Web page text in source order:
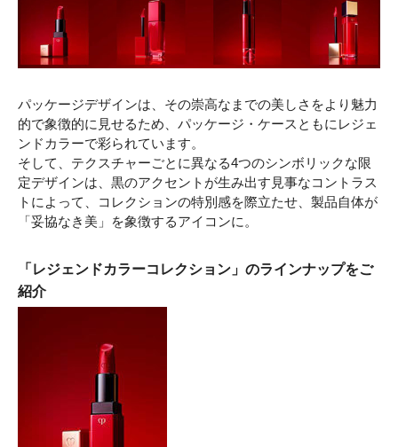
パッケージデザインは、その崇高なまでの美しさをより魅力
的で象徴的に見せるため、パッケージ・ケースともにレジェ
ンドカラーで彩られています。
そして、テクスチャーごとに異なる4つのシンボリックな限
定デザインは、黒のアクセントが生み出す見事なコントラス
トによって、コレクションの特別感を際立たせ、製品自体が
「妥協なき美」を象徴するアイコンに。
「レジェンドカラーコレクション」のラインナップをご
紹介